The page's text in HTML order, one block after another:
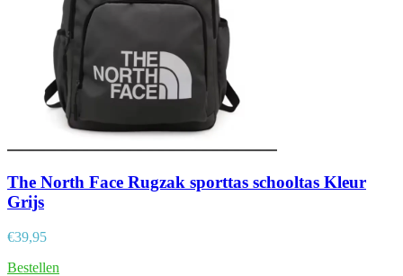
The North Face Rugzak sporttas schooltas Kleur
Grijs
€39,95
Bestellen